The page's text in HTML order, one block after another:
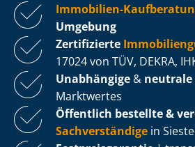
Immobilien-
Umgebung
Zertifizierte
17024 von TÜV, DEKRA,
Unabhängige & neutrale
Marktwertes
Öffentlich bestellte &
Sachverständige in